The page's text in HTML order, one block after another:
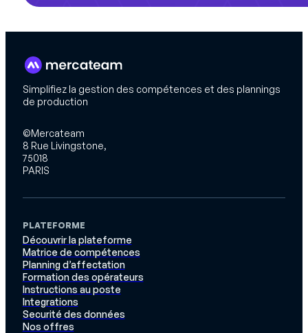
Simplifiez la gestion des compétences et des plannings
de production
©Mercateam
8 Rue Livingstone,
75018
PARIS
PLATEFORME
Découvrir la plateforme
Matrice de compétences
Planning d’affectation
Formation des opérateurs
Instructions au poste
Integrations
Securité des données
Nos offres